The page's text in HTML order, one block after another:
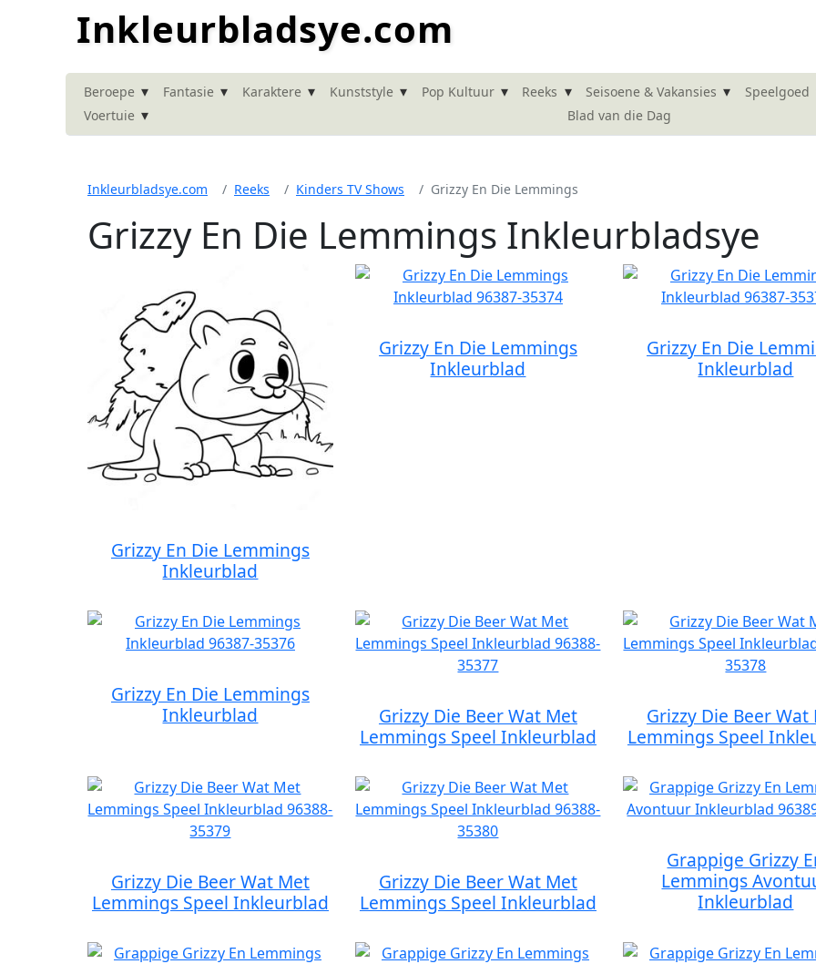
Inkleurbladsye.com
Beroepe ▾ Fantasie ▾ Karaktere ▾ Kunststyle ▾ Pop Kultuur ▾ Reeks ▾ Seisoene & Vakansies ▾ Speelgoed
Voertuie ▾ Blad van die Dag
Inkleurbladsye.com Reeks Kinders TV Shows Grizzy En Die Lemmings
Grizzy En Die Lemmings Inkleurbladsye
Grizzy En Die Lemmings
Inkleurblad
Grizzy En Die Lemmings
Inkleurblad
Grizzy En Die
Inkleurblad
Grizzy En Die Lemmings
Inkleurblad
Grizzy Die Beer Wat Met
Lemmings Speel Inkleurblad
Grizzy Die Beer Wat
Lemmings Speel
Grizzy Die Beer Wat Met
Lemmings Speel Inkleurblad
Grizzy Die Beer Wat Met
Lemmings Speel Inkleurblad
Grappige Grizzy
Lemmings
Inkleurblad